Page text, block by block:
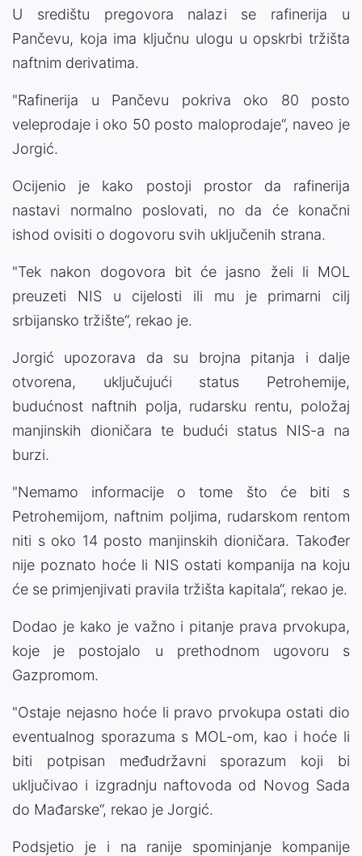
U središtu pregovora nalazi se rafinerija u
Pančevu, koja ima ključnu ulogu u opskrbi tržišta
naftnim derivatima.
"Rafinerija u Pančevu pokriva oko 80 posto
veleprodaje i oko 50 posto maloprodaje“, naveo je
Jorgić.
Ocijenio je kako postoji prostor da rafinerija
nastavi normalno poslovati, no da će konačni
ishod ovisiti o dogovoru svih uključenih strana.
"Tek nakon dogovora bit će jasno želi li MOL
preuzeti NIS u cijelosti ili mu je primarni cilj
srbijansko tržište“, rekao je.
Jorgić upozorava da su brojna pitanja i dalje
otvorena, uključujući status Petrohemije,
budućnost naftnih polja, rudarsku rentu, položaj
manjinskih dioničara te budući status NIS-a na
burzi.
"Nemamo informacije o tome što će biti s
Petrohemijom, naftnim poljima, rudarskom rentom
niti s oko 14 posto manjinskih dioničara. Također
nije poznato hoće li NIS ostati kompanija na koju
će se primjenjivati pravila tržišta kapitala“, rekao je.
Dodao je kako je važno i pitanje prava prvokupa,
koje je postojalo u prethodnom ugovoru s
Gazpromom.
"Ostaje nejasno hoće li pravo prvokupa ostati dio
eventualnog sporazuma s MOL-om, kao i hoće li
biti potpisan međudržavni sporazum koji bi
uključivao i izgradnju naftovoda od Novog Sada
do Mađarske“, rekao je Jorgić.
Podsjetio je i na ranije spominjanje kompanije